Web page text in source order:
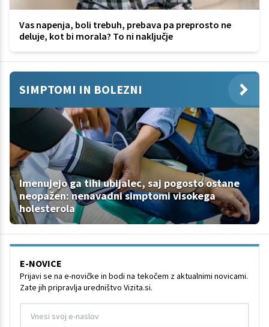
Vas napenja, boli trebuh, prebava pa preprosto ne
deluje, kot bi morala? To ni naključje
SIMPTOMI IN BOLEZNI
Imenujejo ga tihi ubijalec, saj pogosto ostane
neopažen: nenavadni simptomi visokega
holesterola
E-NOVICE
Prijavi se na e-novičke in bodi na tekočem z aktualnimi novicami.
Zate jih pripravlja uredništvo Vizita.si.